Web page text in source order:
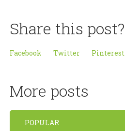
Share this post?
Facebook Twitter Pinterest
More posts
POPULAR